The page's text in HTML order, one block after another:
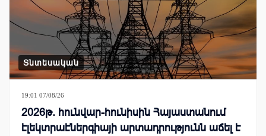
Տնտեսական
19:01 07/08/26
2026թ. հունվար-հունիսին Հայաստանում
էլեկտրաէներգիայի արտադրությունն աճել է